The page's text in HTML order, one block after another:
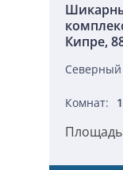
Кипре,
Комнат: